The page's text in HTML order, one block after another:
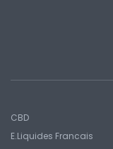
CBD
E.liquides Francais